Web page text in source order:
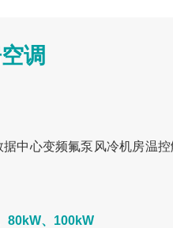
调
中心变频氟泵风冷机房温控
80kW、100kW